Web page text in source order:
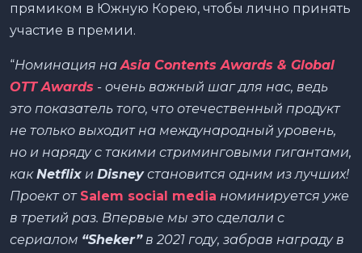
прямиком в Южную Корею, чтобы лично принять
участие в премии.
“Номинация наAsia Contents Awards & Global
OTT Awards - очень важный шаг для нас, ведь
это показатель того, что отечественный продукт
не только выходит на международный уровень,
но и наряду с такими стриминговыми гигантами,
какNetflix и Disney становится одним из лучших!
Проект от Salem social media номинируется уже
в третий раз. Впервые мы это сделали с
сериалом “Sheker”в 2021 году, забрав награду в